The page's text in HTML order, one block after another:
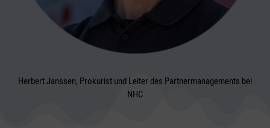
Herbert Janssen, Prokurist und Leiter des Partnermanagements bei
NHC